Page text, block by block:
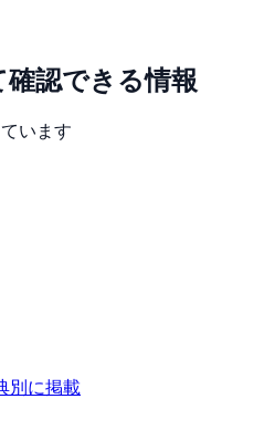
確認できる情報
います
別に掲載